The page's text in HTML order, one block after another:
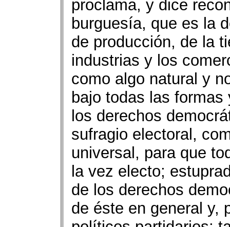
proclama, y dice
burguesía, que es la
de producción, de la
industrias y los
como algo natural y
bajo todas las
los derechos
sufragio electoral,
universal, para que
la vez electo;
de los derechos
de éste en general y,